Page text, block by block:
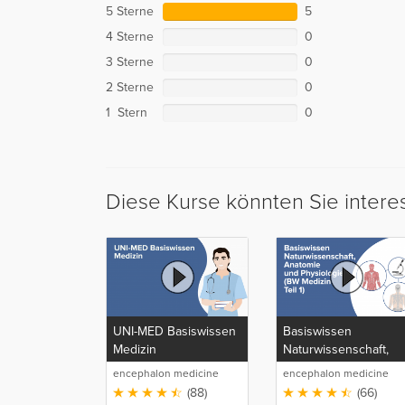
5 Sterne
5
4 Sterne
0
3 Sterne
0
2 Sterne
0
1 Stern
0
Diese Kurse könnten Sie
UNI-MED Basiswissen
Medizin
encephalon medicine
media production GmbH
(88)
Basiswissen
Naturwissenschaft,
Anatomie und
Physiologie (BW
encephalon medicine
media production GmbH
(66)